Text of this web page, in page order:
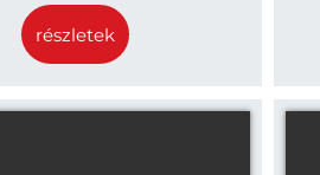
részletek